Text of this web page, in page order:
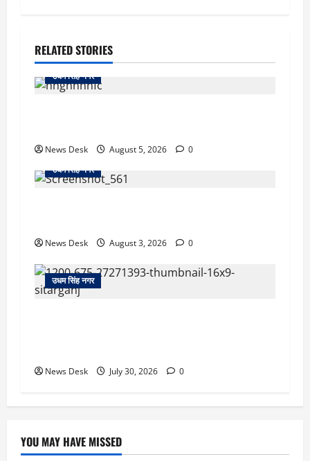
RELATED STORIES
उधम सिंह नगर
News Desk August 5, 2026
0
उधम सिंह नगर
News Desk August 3, 2026 0
उधम सिंह नगर
News Desk July 30, 2026 0
YOU MAY HAVE MISSED